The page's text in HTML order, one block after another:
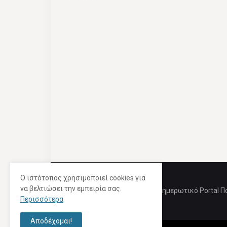
Ενημερωτικό Portal
Ο ιστότοπος χρησιμοποιεί cookies για
να βελτιώσει την εμπειρία σας.
Περισσότερα
Αποδέχομαι!